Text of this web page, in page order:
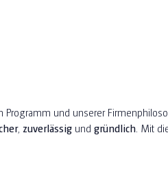
Programm und unserer
, zuverlässig und gründlich . Mit